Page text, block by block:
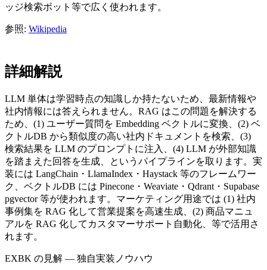
ッジ検索ボット等で広く使われます。
参照: Wikipedia
詳細解説
LLM 単体は学習時点の知識しか持たないため、最新情報や
社内情報には答えられません。RAG はこの問題を解決する
ため、(1) ユーザー質問を Embedding ベクトルに変換、(2) ベ
クトルDB から類似度の高い社内ドキュメントを検索、(3)
検索結果を LLM のプロンプトに注入、(4) LLM が外部知識
を踏まえた回答を生成、というパイプラインを取ります。実
装には LangChain・LlamaIndex・Haystack 等のフレームワー
ク、ベクトルDB には Pinecone・Weaviate・Qdrant・Supabase
pgvector 等が使われます。マーケティング用途では (1) 社内
事例集を RAG 化して営業提案を高速生成、(2) 商品マニュ
アルを RAG 化してカスタマーサポート自動化、等で活用さ
れます。
EXBK の見解 — 独自実装ノウハウ